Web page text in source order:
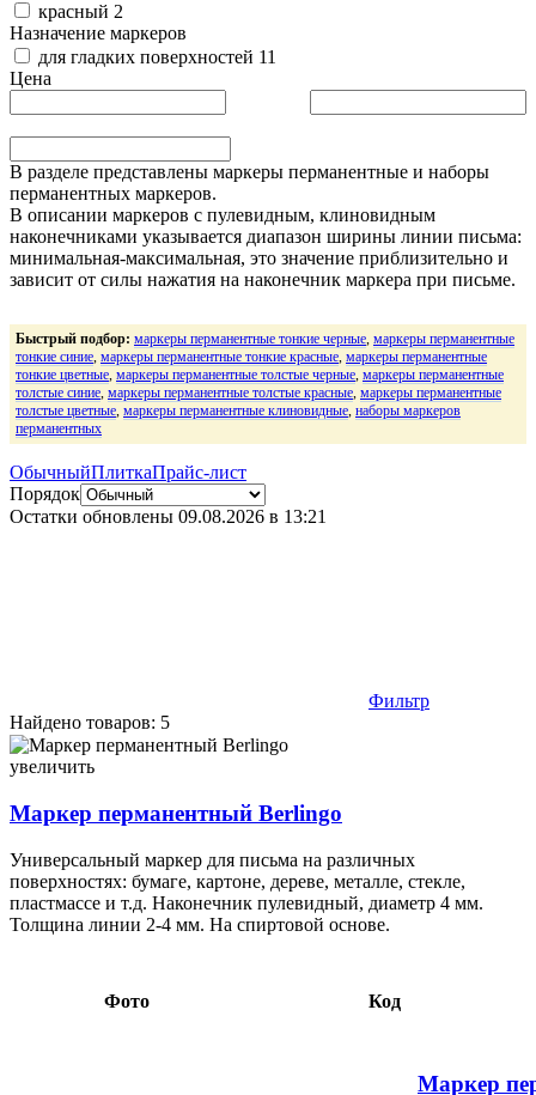
красный 2
Назначение маркеров
для гладких поверхностей 11
Цена
В разделе представлены маркеры перманентные и наборы
перманентных маркеров.
В описании маркеров с пулевидным, клиновидным
наконечниками указывается диапазон ширины линии письма:
минимальная-максимальная, это значение приблизительно и
зависит от силы нажатия на наконечник маркера при письме.
Быстрый подбор: маркеры перманентные тонкие черные, маркеры перманентные
тонкие синие, маркеры перманентные тонкие красные, маркеры перманентные
тонкие цветные, маркеры перманентные толстые черные, маркеры перманентные
толстые синие, маркеры перманентные толстые красные, маркеры перманентные
толстые цветные, маркеры перманентные клиновидные, наборы маркеров
перманентных
ОбычныйПлиткаПрайс-лист
Порядок
Остатки обновлены 09.08.2026 в 13:21
Фильтр
Найдено товаров: 5
Маркер перманентный Berlingo черный 3,86 047608
увеличить
Маркер перманентный Berlingo
Универсальный маркер для письма на различных
поверхностях: бумаге, картоне, дереве, металле, стекле,
пластмассе и т.д. Наконечник пулевидный, диаметр 4 мм.
Толщина линии 2-4 мм. На спиртовой основе.
Фото Код
Маркер